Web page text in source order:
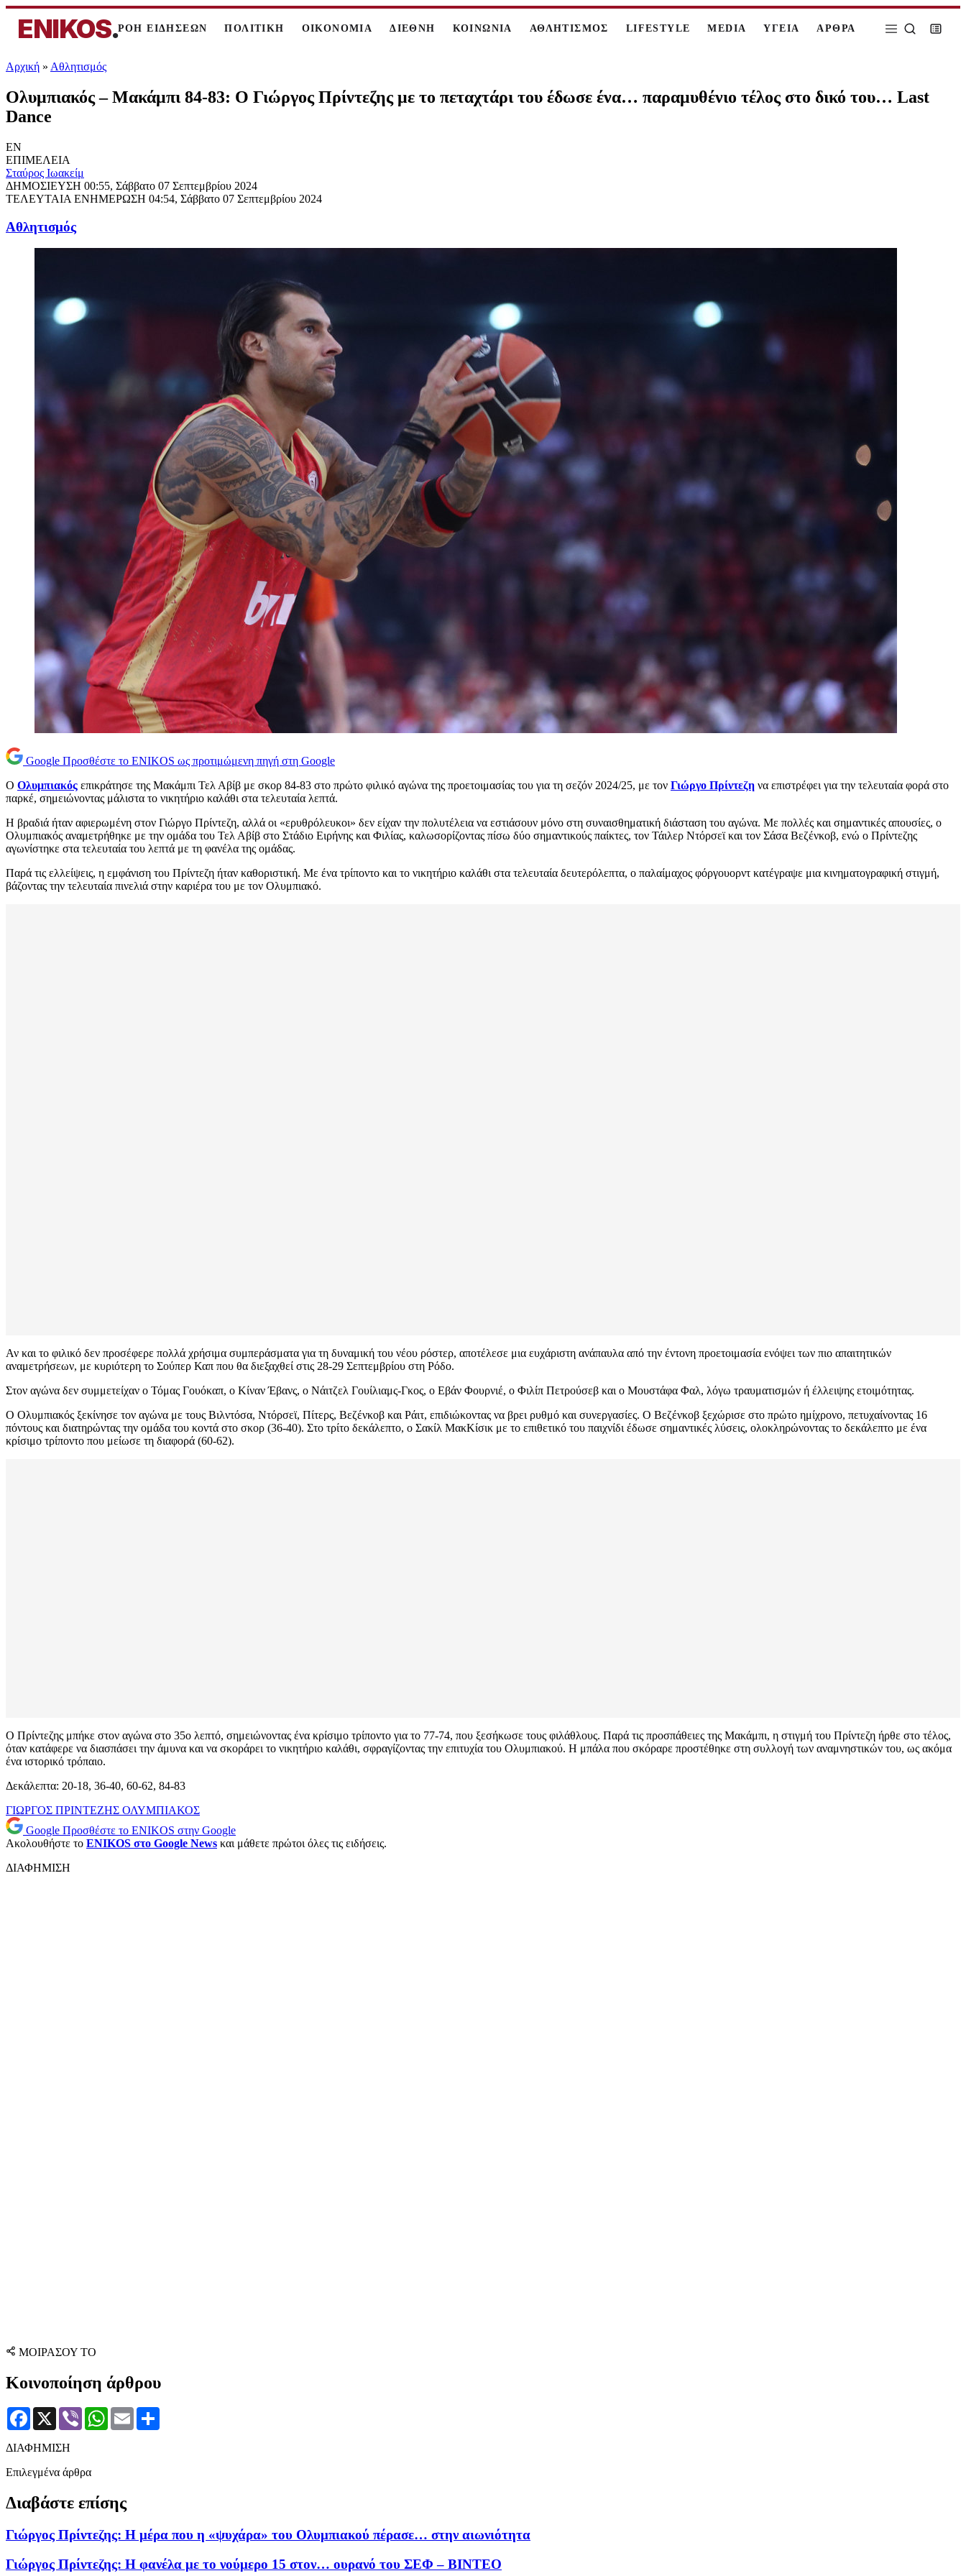
ENIKOS.ΡΟΗ ΕΙΔΗΣΕΩΝ ΠΟΛΙΤΙΚΗ ΟΙΚΟΝΟΜΙΑ ΔΙΕΘΝΗ ΚΟΙΝΩΝΙΑ ΑΘΛΗΤΙΣΜΟΣ LIFESTYLE MEDIA ΥΓΕΙΑ ΑΡΘΡΑ
Αρχική » Αθλητισμός
Ολυμπιακός – Μακάμπι 84-83: Ο Γιώργος Πρίντεζης με το πεταχτάρι του έδωσε ένα… παραμυθένιο τέλος στο δικό του… Last
Dance
EN
ΕΠΙΜΕΛΕΙΑ
Σταύρος Ιωακείμ
ΔΗΜΟΣΙΕΥΣΗ 00:55, Σάββατο 07 Σεπτεμβρίου 2024
ΤΕΛΕΥΤΑΙΑ ΕΝΗΜΕΡΩΣΗ 04:54, Σάββατο 07 Σεπτεμβρίου 2024
Αθλητισμός
Google Προσθέστε το ENIKOS ως προτιμώμενη πηγή στη Google
Ο Ολυμπιακός επικράτησε της Μακάμπι Τελ Αβίβ με σκορ 84-83 στο πρώτο φιλικό αγώνα της προετοιμασίας του για τη σεζόν 2024/25, με τον Γιώργο Πρίντεζη να επιστρέφει για την τελευταία φορά στο
παρκέ, σημειώνοντας μάλιστα το νικητήριο καλάθι στα τελευταία λεπτά.
Η βραδιά ήταν αφιερωμένη στον Γιώργο Πρίντεζη, αλλά οι «ερυθρόλευκοι» δεν είχαν την πολυτέλεια να εστιάσουν μόνο στη συναισθηματική διάσταση του αγώνα. Με πολλές και σημαντικές απουσίες, ο
Ολυμπιακός αναμετρήθηκε με την ομάδα του Τελ Αβίβ στο Στάδιο Ειρήνης και Φιλίας, καλωσορίζοντας πίσω δύο σημαντικούς παίκτες, τον Τάιλερ Ντόρσεϊ και τον Σάσα Βεζένκοβ, ενώ ο Πρίντεζης
αγωνίστηκε στα τελευταία του λεπτά με τη φανέλα της ομάδας.
Παρά τις ελλείψεις, η εμφάνιση του Πρίντεζη ήταν καθοριστική. Με ένα τρίποντο και το νικητήριο καλάθι στα τελευταία δευτερόλεπτα, ο παλαίμαχος φόργουορντ κατέγραψε μια κινηματογραφική στιγμή,
βάζοντας την τελευταία πινελιά στην καριέρα του με τον Ολυμπιακό.
Αν και το φιλικό δεν προσέφερε πολλά χρήσιμα συμπεράσματα για τη δυναμική του νέου ρόστερ, αποτέλεσε μια ευχάριστη ανάπαυλα από την έντονη προετοιμασία ενόψει των πιο απαιτητικών
αναμετρήσεων, με κυριότερη το Σούπερ Καπ που θα διεξαχθεί στις 28-29 Σεπτεμβρίου στη Ρόδο.
Στον αγώνα δεν συμμετείχαν ο Τόμας Γουόκαπ, ο Κίναν Έβανς, ο Νάιτζελ Γουίλιαμς-Γκος, ο Εβάν Φουρνιέ, ο Φιλίπ Πετρούσεβ και ο Μουστάφα Φαλ, λόγω τραυματισμών ή έλλειψης ετοιμότητας.
Ο Ολυμπιακός ξεκίνησε τον αγώνα με τους Βιλντόσα, Ντόρσεϊ, Πίτερς, Βεζένκοβ και Ράιτ, επιδιώκοντας να βρει ρυθμό και συνεργασίες. Ο Βεζένκοβ ξεχώρισε στο πρώτο ημίχρονο, πετυχαίνοντας 16
πόντους και διατηρώντας την ομάδα του κοντά στο σκορ (36-40). Στο τρίτο δεκάλεπτο, ο Σακίλ ΜακΚίσικ με το επιθετικό του παιχνίδι έδωσε σημαντικές λύσεις, ολοκληρώνοντας το δεκάλεπτο με ένα
κρίσιμο τρίποντο που μείωσε τη διαφορά (60-62).
Ο Πρίντεζης μπήκε στον αγώνα στο 35ο λεπτό, σημειώνοντας ένα κρίσιμο τρίποντο για το 77-74, που ξεσήκωσε τους φιλάθλους. Παρά τις προσπάθειες της Μακάμπι, η στιγμή του Πρίντεζη ήρθε στο τέλος,
όταν κατάφερε να διασπάσει την άμυνα και να σκοράρει το νικητήριο καλάθι, σφραγίζοντας την επιτυχία του Ολυμπιακού. Η μπάλα που σκόραρε προστέθηκε στη συλλογή των αναμνηστικών του, ως ακόμα
ένα ιστορικό τρόπαιο.
Δεκάλεπτα: 20-18, 36-40, 60-62, 84-83
ΓΙΩΡΓΟΣ ΠΡΙΝΤΕΖΗΣ ΟΛΥΜΠΙΑΚΟΣ
Google Προσθέστε το ENIKOS στην Google
Ακολουθήστε το ENIKOS στο Google News και μάθετε πρώτοι όλες τις ειδήσεις.
ΔΙΑΦΗΜΙΣΗ
ΜΟΙΡΑΣΟΥ ΤΟ
Κοινοποίηση άρθρου
Facebook
X Viber WhatsApp
Email
ΔΙΑΦΗΜΙΣΗ
Επιλεγμένα άρθρα
Διαβάστε επίσης
Γιώργος Πρίντεζης: Η μέρα που η «ψυχάρα» του Ολυμπιακού πέρασε… στην αιωνιότητα
Γιώργος Πρίντεζης: Η φανέλα με το νούμερο 15 στον… ουρανό του ΣΕΦ – ΒΙΝΤΕΟ